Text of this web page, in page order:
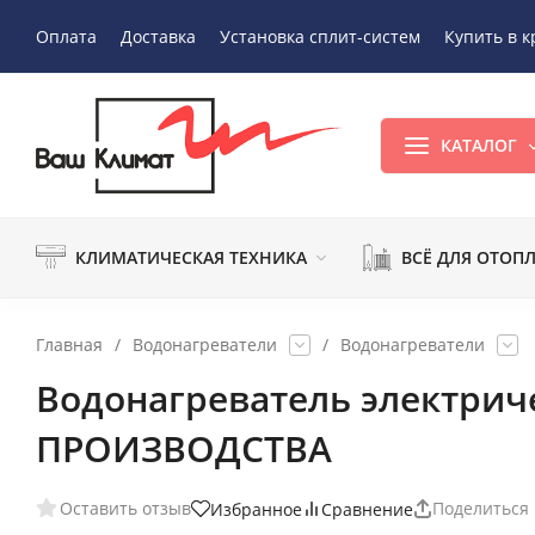
Оплата Доставка Установка сплит-систем Купить в
КАТАЛОГ
КЛИМАТИЧЕСКАЯ ТЕХНИКА ВСЁ ДЛЯ
Главная / Водонагреватели / Водонагреватели
Водонагреватель
ПРОИЗВОДСТВА
Оставить отзыв Избранное Сравнение Поделиться